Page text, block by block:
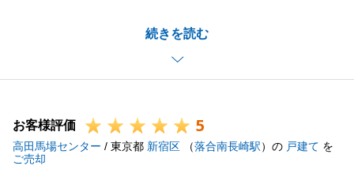
続きを読む
お客様に気持ちよくお取引を進めていただけるよう尽
力してまいりましたので、このようなお言葉をいただ
き、大変うれしくおまいます。
できるよう努めてまいります。
また何かお困りのことがございましたら、いつでもお
気軽にご相談ください。
お客様評価 5
高田馬場センター / 東京都 新宿区 （落合南長崎駅）の 戸建て を
ご売却